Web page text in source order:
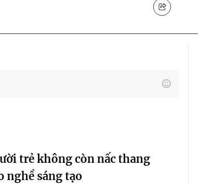
trẻ không còn nấc thang
nghề sáng tạo